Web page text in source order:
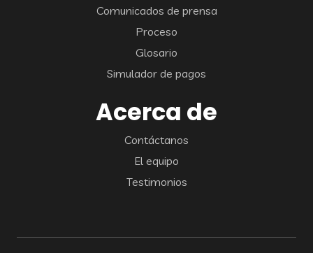
Comunicados de prensa
Proceso
Glosario
Simulador de pagos
Acerca de
Contáctanos
El equipo
Testimonios